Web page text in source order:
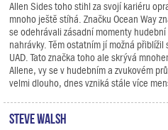
Allen Sides toho stihl za svojí kariéru
mnoho ještě stíhá. Značku Ocean Way
se odehrávali zásadní momenty
nahrávky. Těm ostatním jí možná
UAD. Tato značka toho ale skrývá
Allene, vy se v hudebním a zvukovém
velmi dlouho, dnes vzniká stále více
Steve Walsh